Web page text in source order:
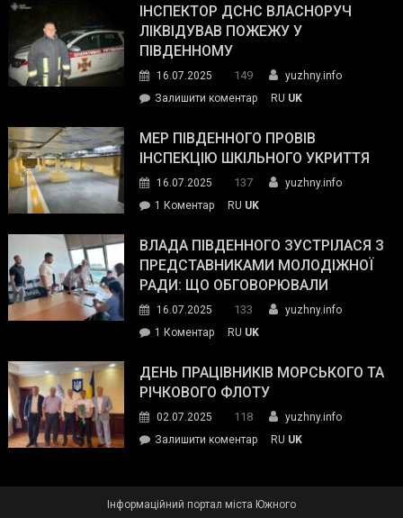
провів
нараду
силових
та
органів:
«Наш
спільний
окупанти.
Маємо
діяти
команда
ІНСПЕКТОР ДСНС ВЛАСНОРУЧ
ЛІКВІДУВАВ ПОЖЕЖУ У
ПІВДЕННОМУ
16.07.2025 149
yuzhny.info
Залишити коментарon
ДСНС
власноруч
пожежу
у
RU UK
МЕР ПІВДЕННОГО ПРОВІВ
ІНСПЕКЦІЮ ШКІЛЬНОГО УКРИТТЯ
16.07.2025 137
yuzhny.info
1 Коментардо
Південного
провів
інспекцію
укриття
RU UK
ВЛАДА ПІВДЕННОГО ЗУСТРІЛАСЯ З
ПРЕДСТАВНИКАМИ МОЛОДІЖНОЇ
РАДИ: ЩО ОБГОВОРЮВАЛИ
16.07.2025 133
yuzhny.info
1 Коментардо
Південного
зустрілася
представниками
молодіжної
обговорювали
RU UK
ДЕНЬ ПРАЦІВНИКІВ МОРСЬКОГО ТА
РІЧКОВОГО ФЛОТУ
02.07.2025 118
yuzhny.info
Залишити коментарon
RU UK
Інформаційний портал міста Южного